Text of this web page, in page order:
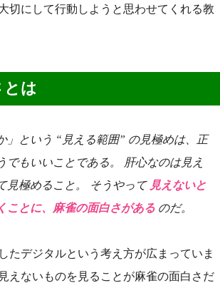
切にして行動しようと思わせてくれる教
とは
」という “見える範囲” の見極めは、正
でもいいことである。 肝心なのは見え
見極めること。 そうやって 見えないと
ことに、麻雀の面白さがあるのだ。
たデジタルという考え方が広まっていま
えないものを見ることが麻雀の面白さだ